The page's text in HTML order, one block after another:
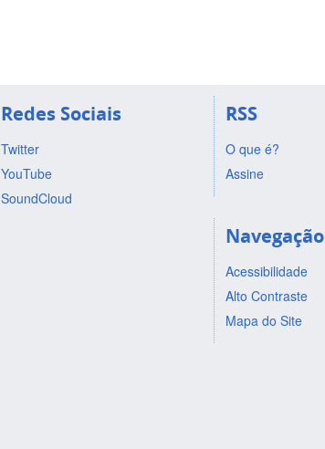
Redes Sociais
Twitter
YouTube
SoundCloud
RSS
O que é?
Assine
Navegação
Acessibilidade
Alto Contraste
Mapa do Site